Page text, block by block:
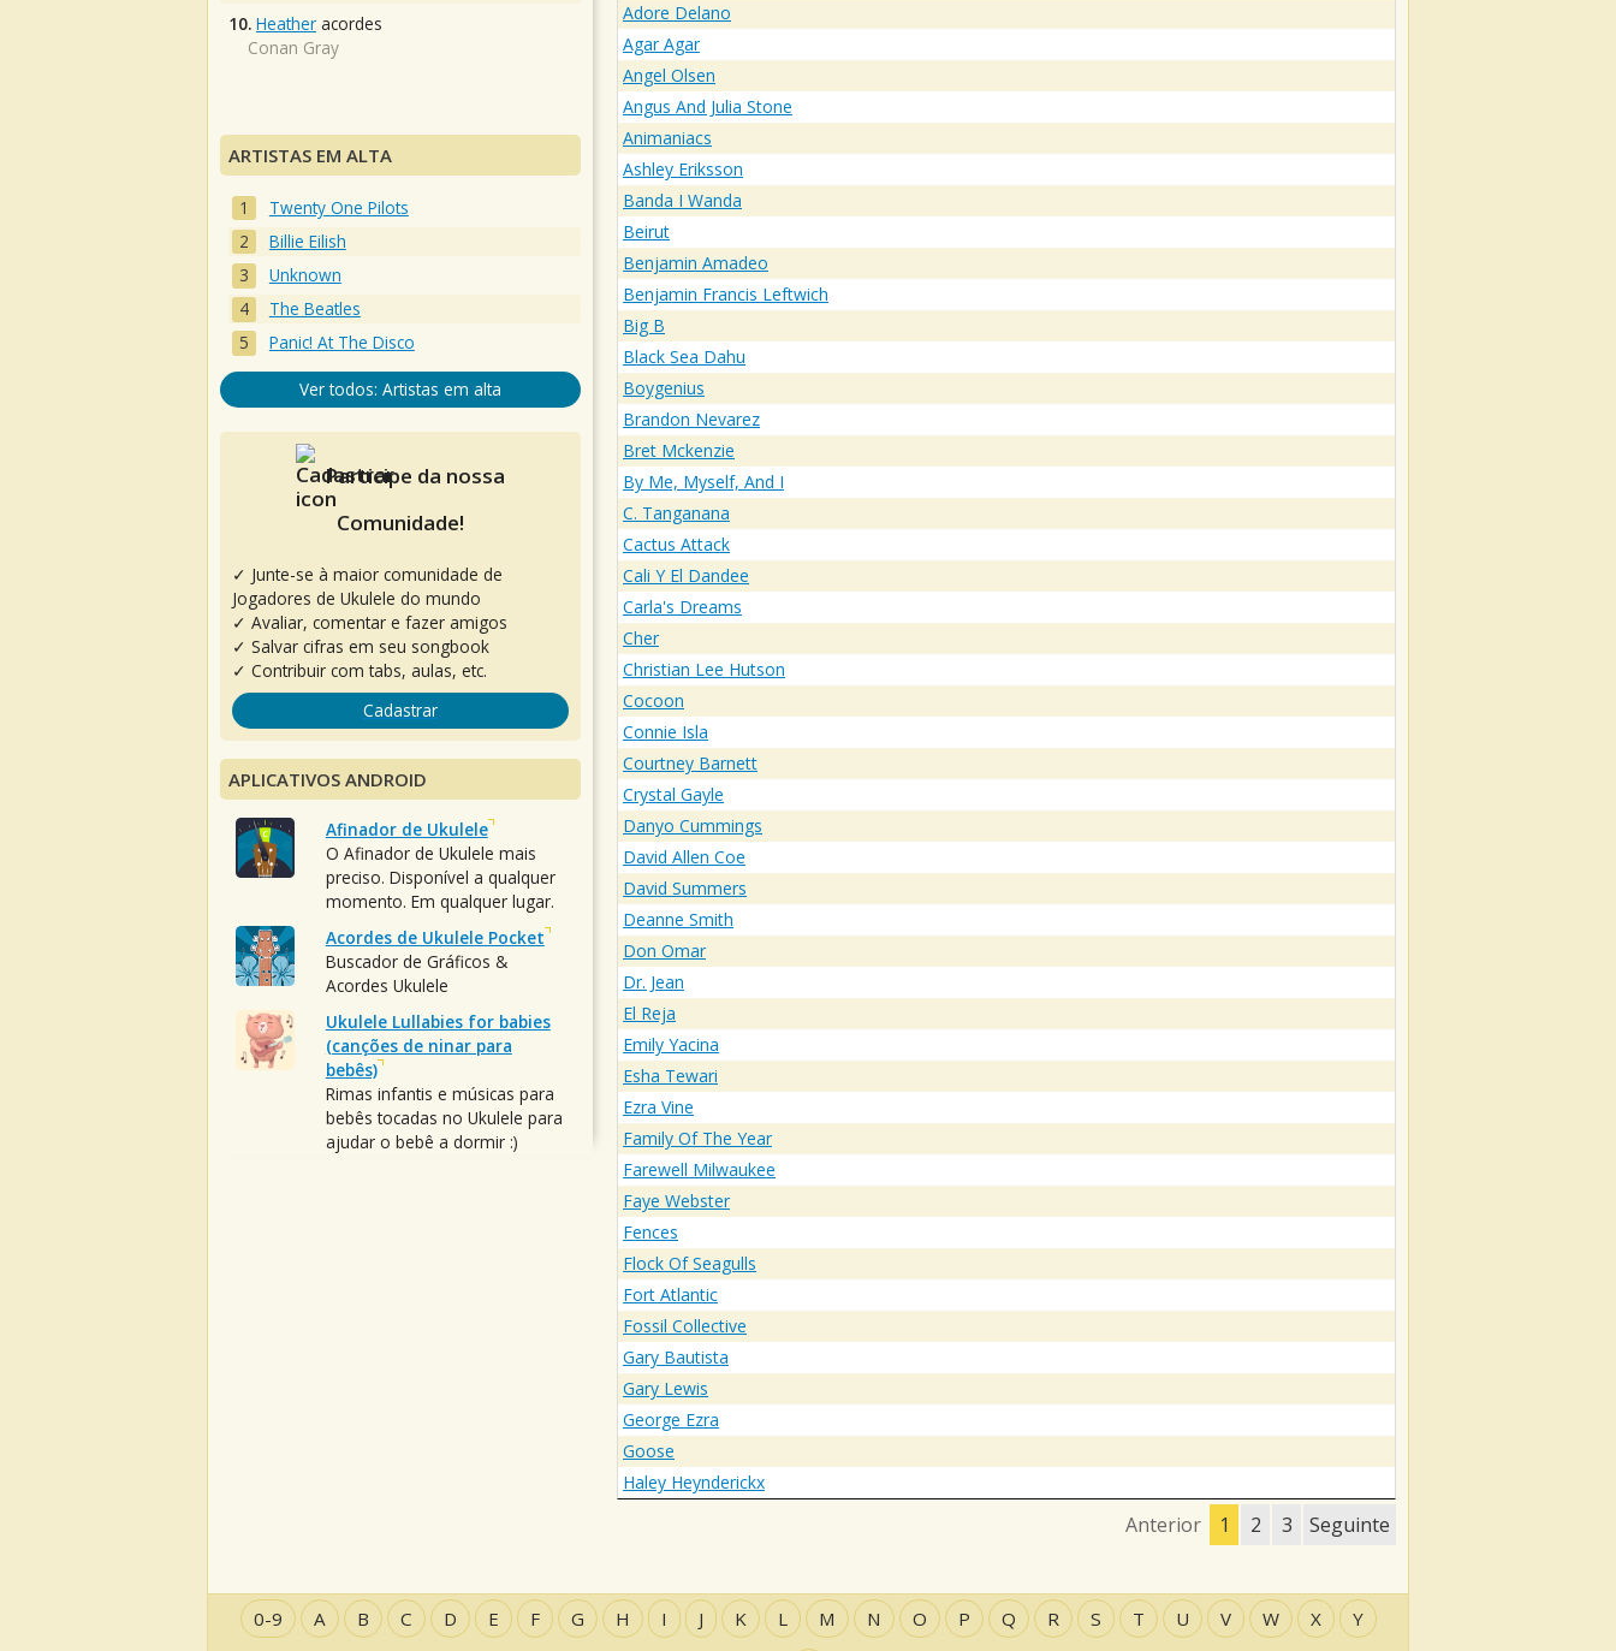
Adore Delano
Agar Agar
Angel Olsen
Angus And Julia Stone
Animaniacs
Ashley Eriksson
Banda I Wanda
Beirut
Benjamin Amadeo
Benjamin Francis Leftwich
Big B
Black Sea Dahu
Boygenius
Brandon Nevarez
Bret Mckenzie
By Me, Myself, And I
C. Tanganana
Cactus Attack
Cali Y El Dandee
Carla's Dreams
Cher
Christian Lee Hutson
Cocoon
Connie Isla
Courtney Barnett
Crystal Gayle
Danyo Cummings
David Allen Coe
David Summers
Deanne Smith
Don Omar
Dr. Jean
El Reja
Emily Yacina
Esha Tewari
Ezra Vine
Family Of The Year
Farewell Milwaukee
Faye Webster
Fences
Flock Of Seagulls
Fort Atlantic
Fossil Collective
Gary Bautista
Gary Lewis
George Ezra
Goose
Haley Heynderickx
Anterior 1 2 3 Seguinte
10. Heather acordes
Conan Gray
ARTISTAS EM ALTA
Twenty One Pilots
Billie Eilish
Unknown
The Beatles
Panic! At The Disco
Ver todos: Artistas em alta
Participe da nossa
Comunidade!
✓ Junte-se à maior comunidade de
Jogadores de Ukulele do mundo
✓ Avaliar, comentar e fazer amigos
✓ Salvar cifras em seu songbook
✓ Contribuir com tabs, aulas, etc.
Cadastrar
APLICATIVOS ANDROID
Afinador de Ukulele
O Afinador de Ukulele mais
preciso. Disponível a qualquer
momento. Em qualquer lugar.
Acordes de Ukulele Pocket
Buscador de Gráficos &
Acordes Ukulele
Ukulele Lullabies for babies
(canções de ninar para
bebês)
Rimas infantis e músicas para
bebês tocadas no Ukulele para
ajudar o bebê a dormir :)
0-9 A B C D E F G H I J K L M N O P Q R S T U V W X Y